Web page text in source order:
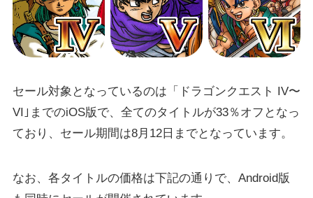
セール対象となっているのは「ドラゴンクエスト IV〜
VI｣までのiOS版で、全てのタイトルが33％オフとなっ
ており、セール期間は8月12日までとなっています。
なお、各タイトルの価格は下記の通りで、Android版